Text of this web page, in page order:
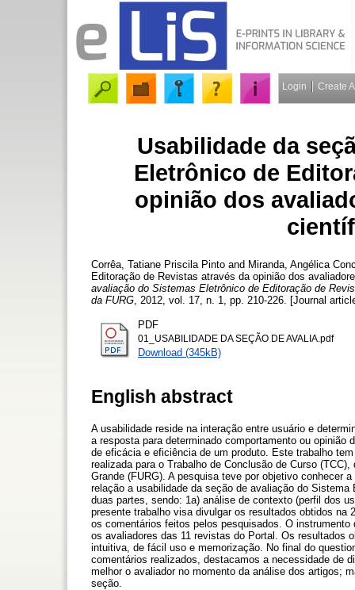
Login Create
Usabilidade da
Eletrônico de
opinião dos
Corrêa, Tatiane Priscila Pinto and Miranda, Angélica
Editoração de Revistas através da opinião dos
avaliação do Sistemas Eletrônico de Editoração de
da FURG , 2012, vol. 17, n. 1, pp. 210-226. [Journal
PDF
01_USABILIDADE DA SEÇÃO DE AVALIA.pdf
Download (345kB)
English abstract
A usabilidade reside na interação entre usuário e
a resposta para determinado comportamento ou
de eficácia e eficiência de um produto. Este trabalho
realizada para o Trabalho de Conclusão de Curso
Grande (FURG). A pesquisa teve por objetivo conhecer
relação a usabilidade da seção de avaliação do
duas partes, sendo: 1a) análise de contexto (perfil dos
presente trabalho visa divulgar os resultados obtidos na
os comentários feitos pelos pesquisados. O
os avaliadores das 11 revistas do Portal. Os resultados
intuitiva, de fácil uso e memorização. No final do
comentários realizados, destacamos a necessidade de
melhor o avaliador no momento da análise dos artigos;
seção.